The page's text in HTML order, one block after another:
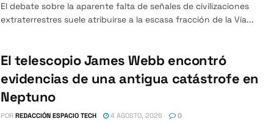
El debate sobre la aparente falta de señales de civilizaciones
extraterrestres suele atribuirse a la escasa fracción de la Vía...
El telescopio James Webb encontró
evidencias de una antigua catástrofe en
Neptuno
POR REDACCIÓN ESPACIO TECH 4 AGOSTO, 2026 0